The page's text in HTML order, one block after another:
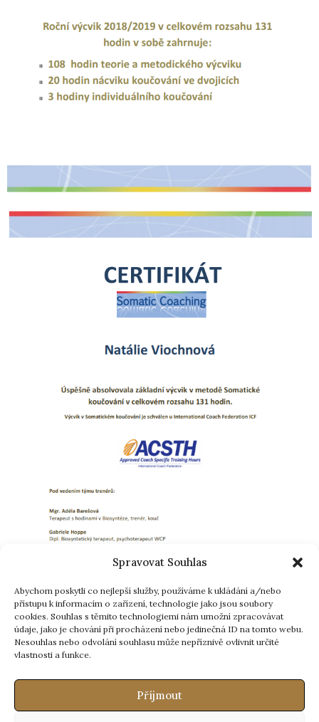
Spravovat Souhlas
Abychom poskytli co nejlepší služby, používáme k ukládání a/nebo
přístupu k informacím o zařízení, technologie jako jsou soubory
cookies. Souhlas s těmito technologiemi nám umožní zpracovávat
údaje, jako je chování při procházení nebo jedinečná ID na tomto webu.
Nesouhlas nebo odvolání souhlasu může nepříznivě ovlivnit určité
vlastnosti a funkce.
Příjmout